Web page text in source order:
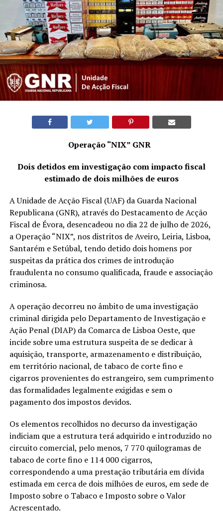
Operação “NIX” GNR
Dois detidos em investigação com impacto fiscal
estimado de dois milhões de euros
A Unidade de Acção Fiscal (UAF) da Guarda Nacional
Republicana (GNR), através do Destacamento de Acção
Fiscal de Évora, desencadeou no dia 22 de julho de 2026,
a Operação “NIX”, nos distritos de Aveiro, Leiria, Lisboa,
Santarém e Setúbal, tendo detido dois homens por
suspeitas da prática dos crimes de introdução
fraudulenta no consumo qualificada, fraude e associação
criminosa.
A operação decorreu no âmbito de uma investigação
criminal dirigida pelo Departamento de Investigação e
Ação Penal (DIAP) da Comarca de Lisboa Oeste, que
incide sobre uma estrutura suspeita de se dedicar à
aquisição, transporte, armazenamento e distribuição,
em território nacional, de tabaco de corte fino e
cigarros provenientes do estrangeiro, sem cumprimento
das formalidades legalmente exigidas e sem o
pagamento dos impostos devidos.
Os elementos recolhidos no decurso da investigação
indiciam que a estrutura terá adquirido e introduzido no
circuito comercial, pelo menos, 7 770 quilogramas de
tabaco de corte fino e 114 000 cigarros,
correspondendo a uma prestação tributária em dívida
estimada em cerca de dois milhões de euros, em sede de
Imposto sobre o Tabaco e Imposto sobre o Valor
Acrescentado.